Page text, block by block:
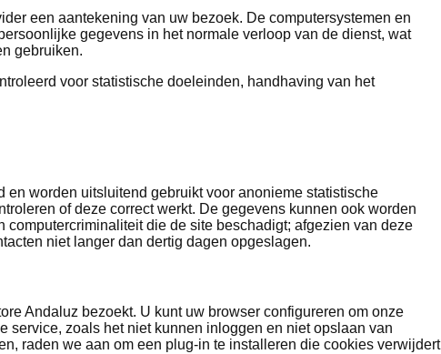
een aantekening van uw bezoek. De computersystemen en
gegevens in het normale verloop van de dienst, wat
gebruiken.
voor statistische doeleinden, handhaving van het
worden uitsluitend gebruikt voor anonieme statistische
of deze correct werkt. De gegevens kunnen ook worden
die de site beschadigt; afgezien van deze
niet langer dan dertig dagen opgeslagen.
Andaluz bezoekt. U kunt uw browser configureren om onze
service, zoals het niet kunnen inloggen en niet opslaan van
raden we aan om een plug-in te installeren die cookies verwijdert